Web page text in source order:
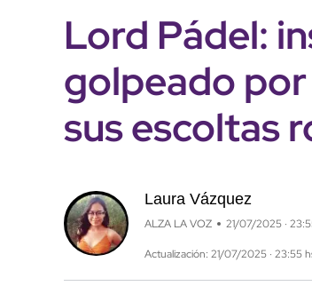
Lord Pádel:
golpeado
sus escoltas
Laura Vázquez
ALZA LA VOZ 21/07/2025 ·
Actualización: 21/07/2025 · 23:55